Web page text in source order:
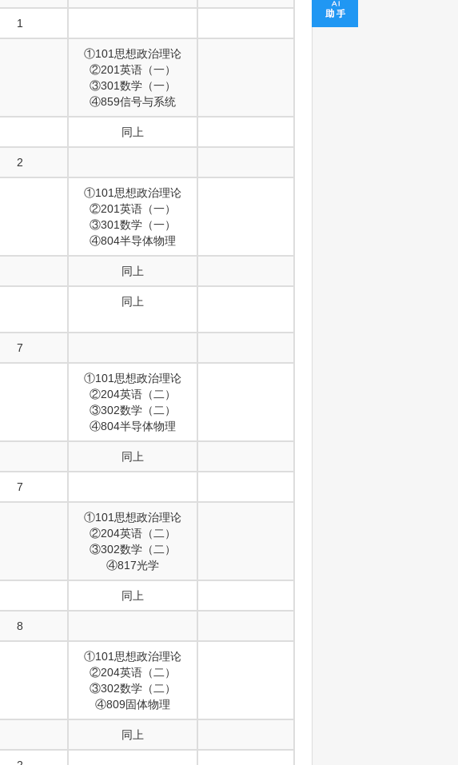
1
①101思想政治理论
②201英语（一）
③301数学（一）
④859信号与系统
同上
2
①101思想政治理论
②201英语（一）
③301数学（一）
④804半导体物理
同上
同上
7
①101思想政治理论
②204英语（二）
③302数学（二）
④804半导体物理
同上
7
①101思想政治理论
②204英语（二）
③302数学（二）
④817光学
同上
8
①101思想政治理论
②204英语（二）
③302数学（二）
④809固体物理
同上